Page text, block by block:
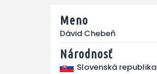
Meno
Dávid Chebeň
Národnosť
Slovenská republika